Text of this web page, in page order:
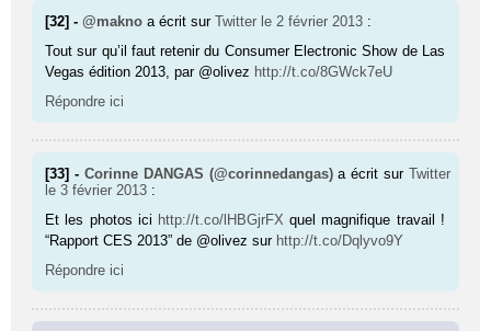
[32] -@makno a écrit surTwitter le 2 février 2013 :
Tout sur qu’il faut retenir du Consumer Electronic Show de Las
Vegas édition 2013, par @olivez http://t.co/8GWck7eU
Répondre ici
[33] - Corinne DANGAS (@corinnedangas) a écrit sur Twitter
le 3 février 2013 :
Et les photos ici http://t.co/lHBGjrFX quel magnifique travail !
“Rapport CES 2013” de @olivez sur http://t.co/Dqlyvo9Y
Répondre ici